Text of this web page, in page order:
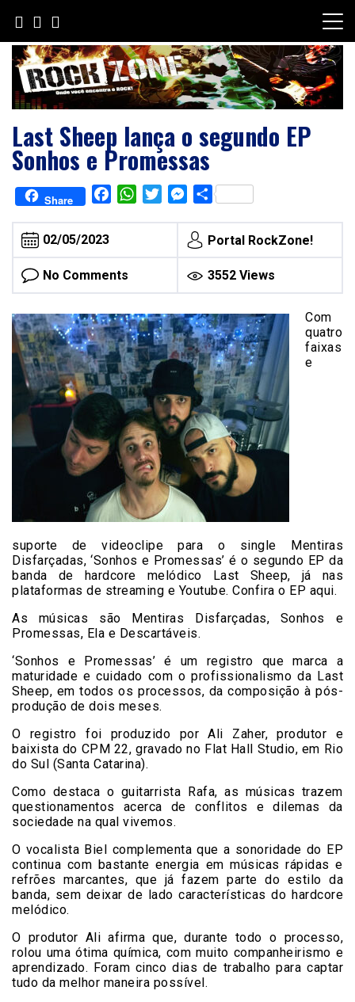
content
Last Sheep lança o segundo EP
Sonhos e Promessas
Share FacebookWhatsAppTwitterMessenger
Share
02/05/2023 Portal RockZone!
No Comments 3552 Views
Com
quatro
faixas
e
suporte de videoclipe para o single Mentiras
Disfarçadas, ‘Sonhos e Promessas’ é o segundo EP da
banda de hardcore melódico Last Sheep, já nas
plataformas de streaming e Youtube. Confira o EP aqui.
As músicas são Mentiras Disfarçadas, Sonhos e
Promessas, Ela e Descartáveis.
‘Sonhos e Promessas’ é um registro que marca a
maturidade e cuidado com o profissionalismo da Last
Sheep, em todos os processos, da composição à pós-
produção de dois meses.
O registro foi produzido por Ali Zaher, produtor e
baixista do CPM 22, gravado no Flat Hall Studio, em Rio
do Sul (Santa Catarina).
Como destaca o guitarrista Rafa, as músicas trazem
questionamentos acerca de conflitos e dilemas da
sociedade na qual vivemos.
O vocalista Biel complementa que a sonoridade do EP
continua com bastante energia em músicas rápidas e
refrões marcantes, que já fazem parte do estilo da
banda, sem deixar de lado características do hardcore
melódico.
O produtor Ali afirma que, durante todo o processo,
rolou uma ótima química, com muito companheirismo e
aprendizado. Foram cinco dias de trabalho para captar
tudo da melhor maneira possível.